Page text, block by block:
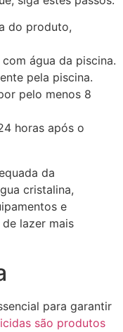
do produto,
água da piscina.
pela piscina.
pelo menos 8
horas após o
da
cristalina,
e
lazer mais
para garantir
são produtos